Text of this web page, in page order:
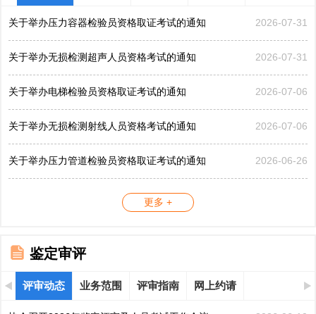
关于举办压力容器检验员资格取证考试的通知 2026-07-31
关于举办无损检测超声人员资格考试的通知 2026-07-31
关于举办电梯检验员资格取证考试的通知 2026-07-06
关于举办无损检测射线人员资格考试的通知 2026-07-06
关于举办压力管道检验员资格取证考试的通知 2026-06-26
更多 +
鉴定审评
评审动态 业务范围 评审指南 网上约请